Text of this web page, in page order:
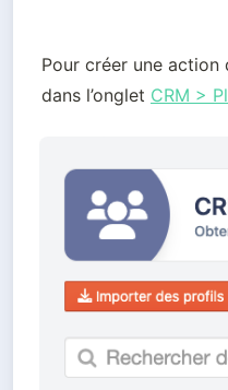
Pour créer une action
dans l’onglet CRM >